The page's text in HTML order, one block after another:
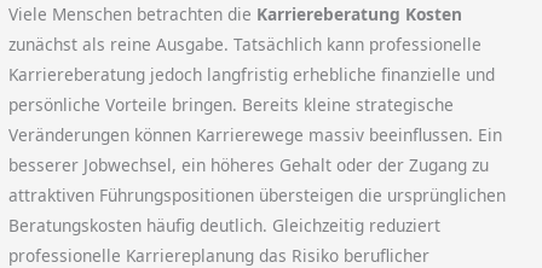
Viele Menschen betrachten die Karriereberatung Kosten
zunächst als reine Ausgabe. Tatsächlich kann professionelle
Karriereberatung jedoch langfristig erhebliche finanzielle und
persönliche Vorteile bringen. Bereits kleine strategische
Veränderungen können Karrierewege massiv beeinflussen. Ein
besserer Jobwechsel, ein höheres Gehalt oder der Zugang zu
attraktiven Führungspositionen übersteigen die ursprünglichen
Beratungskosten häufig deutlich. Gleichzeitig reduziert
professionelle Karriereplanung das Risiko beruflicher